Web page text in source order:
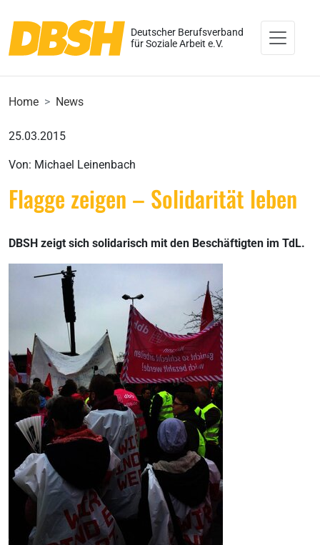
Deutscher Berufsverband
für Soziale Arbeit e.V.
Home News
25.03.2015
Von: Michael Leinenbach
Flagge zeigen – Solidarität leben
DBSH zeigt sich solidarisch mit den Beschäftigten im TdL.